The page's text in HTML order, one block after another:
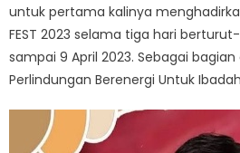
untuk pertama kalinya menghadirkan
FEST 2023 selama tiga hari
sampai 9 April 2023. Sebagai
Perlindungan Berenergi Untuk